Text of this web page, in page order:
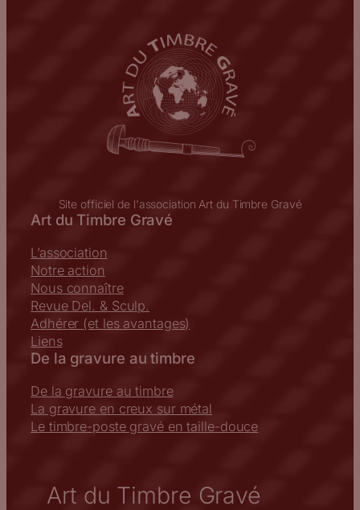
Site officiel de l'association Art du Timbre Gravé
Art du Timbre Gravé
L’association
Notre action
Nous connaître
Revue Del. & Sculp.
Adhérer (et les avantages)
Liens
De la gravure au timbre
De la gravure au timbre
La gravure en creux sur métal
Le timbre-poste gravé en taille-douce
Art du Timbre Gravé